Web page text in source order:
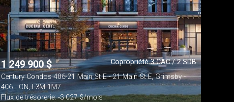
1 249 900$
Copropriété 3 CAC / 2 SDB
Century Condos 406-21 Main St E - 21 Main St E, Grimsby -
406 - ON, L3M 1M7
Flux de trésorerie: -3 027 $/mois